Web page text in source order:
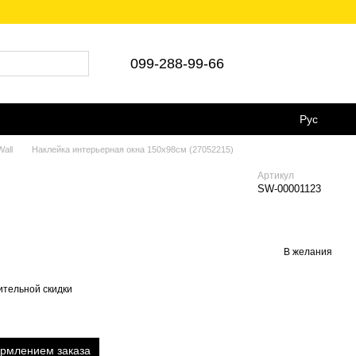
післяплата 🚛Укр/Нова пошта
099-288-99-66
Рус
Наклейка интерьерная окна 150х98см (27052215)
Артикул
SW-00001123
В желания
скидки
заказа